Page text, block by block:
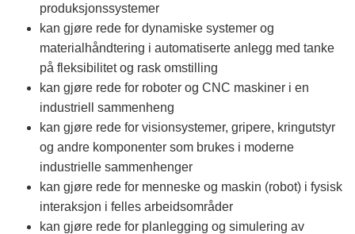
produksjonssystemer
kan gjøre rede for dynamiske systemer og
materialhåndtering i automatiserte anlegg med tanke
på fleksibilitet og rask omstilling
kan gjøre rede for roboter og CNC maskiner i en
industriell sammenheng
kan gjøre rede for visionsystemer, gripere, kringutstyr
og andre komponenter som brukes i moderne
industrielle sammenhenger
kan gjøre rede for menneske og maskin (robot) i fysisk
interaksjon i felles arbeidsområder
kan gjøre rede for planlegging og simulering av